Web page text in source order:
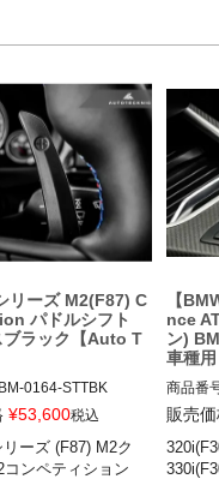
リーズ(F39)
リーズ(F25)
リーズ(F26)
リーズ M2(F87) C
パドルシフト
ブラック【Auto T
BM-0164-STTBK
0164", Option: Ste
¥53,600税込
リーズ (F87) M2ク
コンペティション
【
nce
ン)
車種
商品番
販売